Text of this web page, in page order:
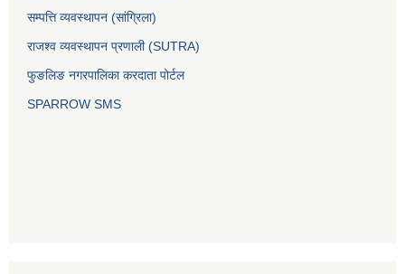
सम्पत्ति व्यवस्थापन (सांग्रिला)
राजश्व व्यवस्थापन प्रणाली (SUTRA)
फुङलिङ नगरपालिका करदाता पोर्टल
SPARROW SMS